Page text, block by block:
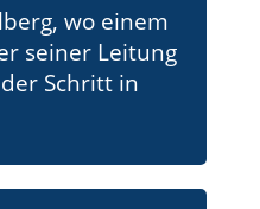
wo einem
seiner Leitung
Schritt in